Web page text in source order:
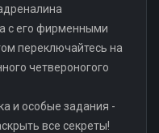
с его фирменными
переключайтесь на
четвероногого
и особые задания -
все секреты!